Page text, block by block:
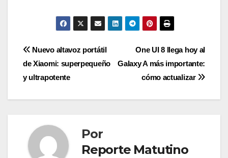
Navegación
de
entradas
One UI 8 llega hoy al
Galaxy A más importante:
cómo actualizar
Nuevo altavoz portátil
de Xiaomi: superpequeño
y ultrapotente
Por
Reporte Matutino